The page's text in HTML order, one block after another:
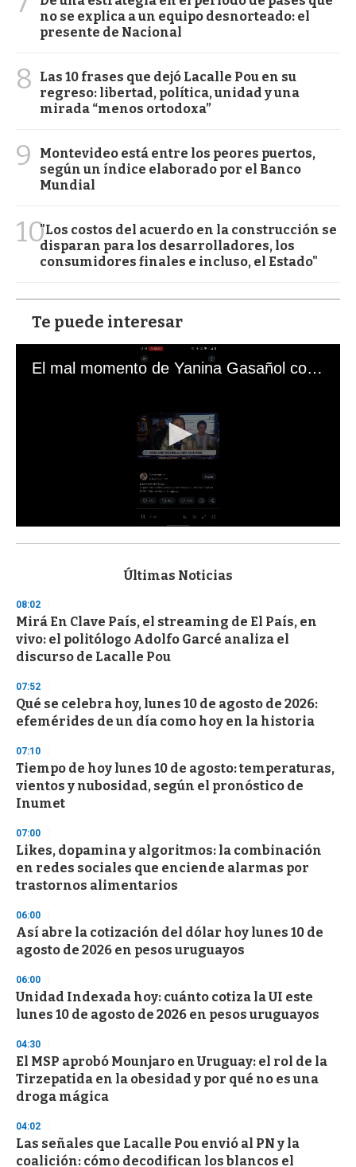
no se explica a un equipo desnorteado: el
presente de Nacional
8
Las 10 frases que dejó Lacalle Pou en su
regreso: libertad, política, unidad y una
mirada “menos ortodoxa”
9
Montevideo está entre los peores puertos,
según un índice elaborado por el Banco
Mundial
10"Los costos del acuerdo en la construcción se
disparan para los desarrolladores, los
consumidores finales e incluso, el Estado"
Te puede interesar
El mal momento de Yanina Gasañol con un hincha argentino en "Subrayado"
s
d
s
o
f
3
s
e
c
o
d
s
Últimas Noticias
08:02
Mirá En Clave País, el streaming de El País, en
vivo: el politólogo Adolfo Garcé analiza el
discurso de Lacalle Pou
07:52
Qué se celebra hoy, lunes 10 de agosto de 2026:
efemérides de un día como hoy en la historia
07:10
Tiempo de hoy lunes 10 de agosto: temperaturas,
vientos y nubosidad, según el pronóstico de
Inumet
07:00
Likes, dopamina y algoritmos: la combinación
en redes sociales que enciende alarmas por
trastornos alimentarios
06:00
Así abre la cotización del dólar hoy lunes 10 de
agosto de 2026 en pesos uruguayos
06:00
Unidad Indexada hoy: cuánto cotiza la UI este
lunes 10 de agosto de 2026 en pesos uruguayos
04:30
El MSP aprobó Mounjaro en Uruguay: el rol de la
Tirzepatida en la obesidad y por qué no es una
droga mágica
04:02
Las señales que Lacalle Pou envió al PN y la
coalición: cómo decodifican los blancos el